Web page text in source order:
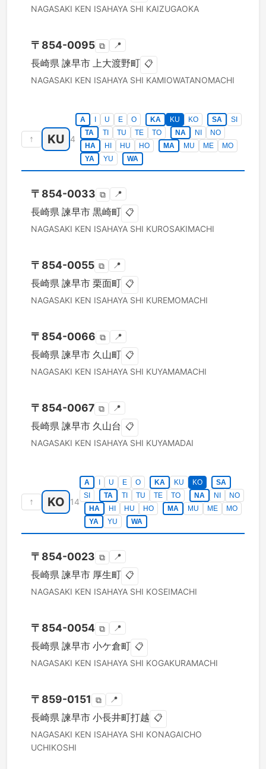
NAGASAKI KEN ISAHAYA SHI KAIZUGAOKA
〒 854-0095 ⧉ 📍
長崎県 諫早市 上大渡野町 📋
NAGASAKI KEN ISAHAYA SHI KAMIOWATANOMACHI
↑ KU 4
A U E O KA KU KO SA
SI
TA
TI TU TE TO NA NI
NO
HA
HI HU HO MA MU ME
MO
YA
YU WA
〒 854-0033 ⧉ 📍
長崎県 諫早市 黒崎町 📋
NAGASAKI KEN ISAHAYA SHI KUROSAKIMACHI
〒 854-0055 ⧉ 📍
長崎県 諫早市 栗面町 📋
NAGASAKI KEN ISAHAYA SHI KUREMOMACHI
〒 854-0066 ⧉ 📍
長崎県 諫早市 久山町 📋
NAGASAKI KEN ISAHAYA SHI KUYAMAMACHI
〒 854-0067 ⧉ 📍
長崎県 諫早市 久山台 📋
NAGASAKI KEN ISAHAYA SHI KUYAMADAI
↑ KO 14
A U E O KA KU KO
SA
SI
TA TI TU TE TO NA NI
NO
HA
HI HU HO MA MU ME
MO
YA
YU WA
〒 854-0023 ⧉ 📍
長崎県 諫早市 厚生町 📋
NAGASAKI KEN ISAHAYA SHI KOSEIMACHI
〒 854-0054 ⧉ 📍
長崎県 諫早市 小ケ倉町 📋
NAGASAKI KEN ISAHAYA SHI KOGAKURAMACHI
〒 859-0151 ⧉ 📍
長崎県 諫早市 小長井町打越 📋
NAGASAKI KEN ISAHAYA SHI KONAGAICHO
UCHIKOSHI